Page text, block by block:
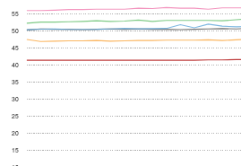
15
20
25
30
35
40
45
50
55